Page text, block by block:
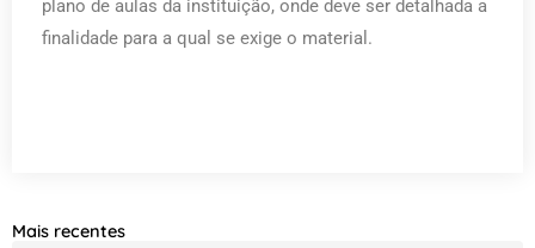
plano de aulas da instituição, onde deve ser detalhada a
finalidade para a qual se exige o material.
Mais recentes